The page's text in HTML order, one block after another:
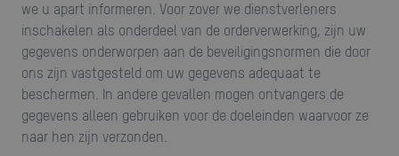
we u apart informeren. Voor zover we dienstverleners
inschakelen als onderdeel van de orderverwerking, zijn uw
gegevens onderworpen aan de beveiligingsnormen die door
ons zijn vastgesteld om uw gegevens adequaat te
beschermen. In andere gevallen mogen ontvangers de
gegevens alleen gebruiken voor de doeleinden waarvoor ze
naar hen zijn verzonden.